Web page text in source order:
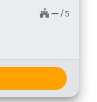
─ / 5